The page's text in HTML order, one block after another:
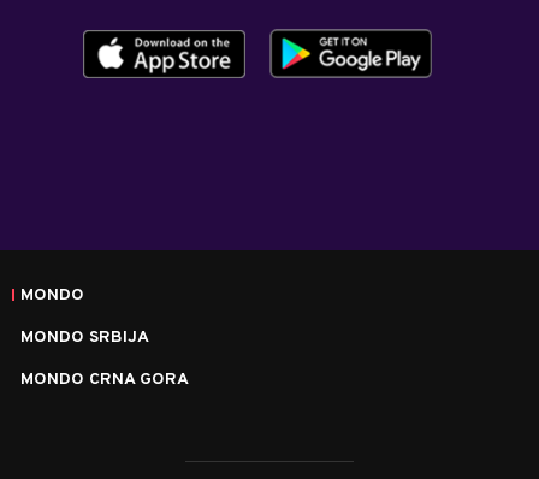
MONDO
MONDO SRBIJA
MONDO CRNA GORA